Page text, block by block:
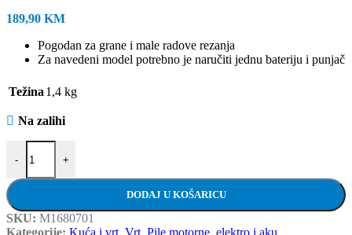
189,90 KM
Pogodan za grane i male radove rezanja
Za navedeni model potrebno je naručiti jednu bateriju i punjač
Težina 1,4 kg
Na zalihi
-
LUX aku pila za grane 20V, Solo količina
+
DODAJ U KOŠARICU
SKU: M1680701